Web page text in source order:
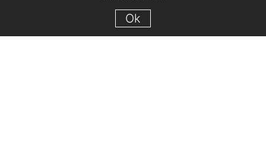
Ok